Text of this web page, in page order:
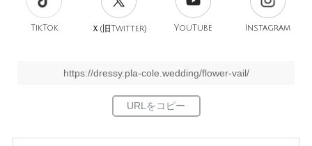
TikTok Ｘ(旧Twitter) YouTube Instagram
https://dressy.pla-cole.wedding/flower-vail/